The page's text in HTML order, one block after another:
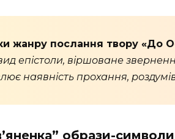
жанру послання твору «До
епістоли, віршоване
наявність прохання,
образи-символи